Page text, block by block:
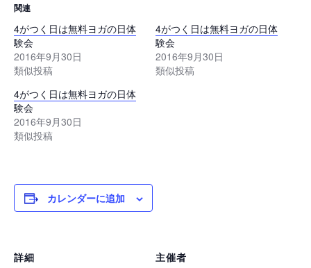
関連
4がつく日は無料ヨガの日体
験会
2016年9月30日
類似投稿
4がつく日は無料ヨガの日体
験会
2016年9月30日
類似投稿
4がつく日は無料ヨガの日体
験会
2016年9月30日
類似投稿
カレンダーに追加
詳細
主催者